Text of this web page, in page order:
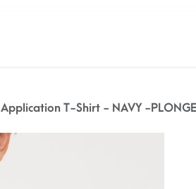
Application T-Shirt - NAVY -